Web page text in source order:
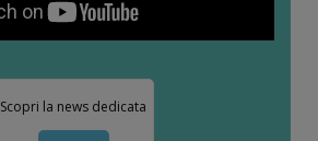
Scopri la news dedicata